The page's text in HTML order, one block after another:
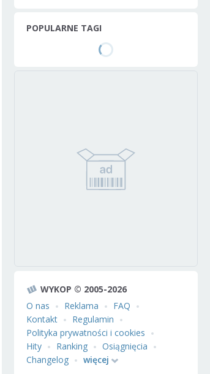
POPULARNE TAGI
WYKOP © 2005-2026
O nas
Reklama
FAQ
Kontakt
Regulamin
Polityka prywatności i cookies
Hity
Ranking
Osiągnięcia
Changelog
więcej